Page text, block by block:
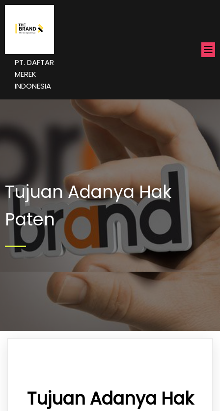
PT. DAFTAR
MEREK
INDONESIA
Tujuan Adanya Hak
Paten
Tujuan Adanya Hak